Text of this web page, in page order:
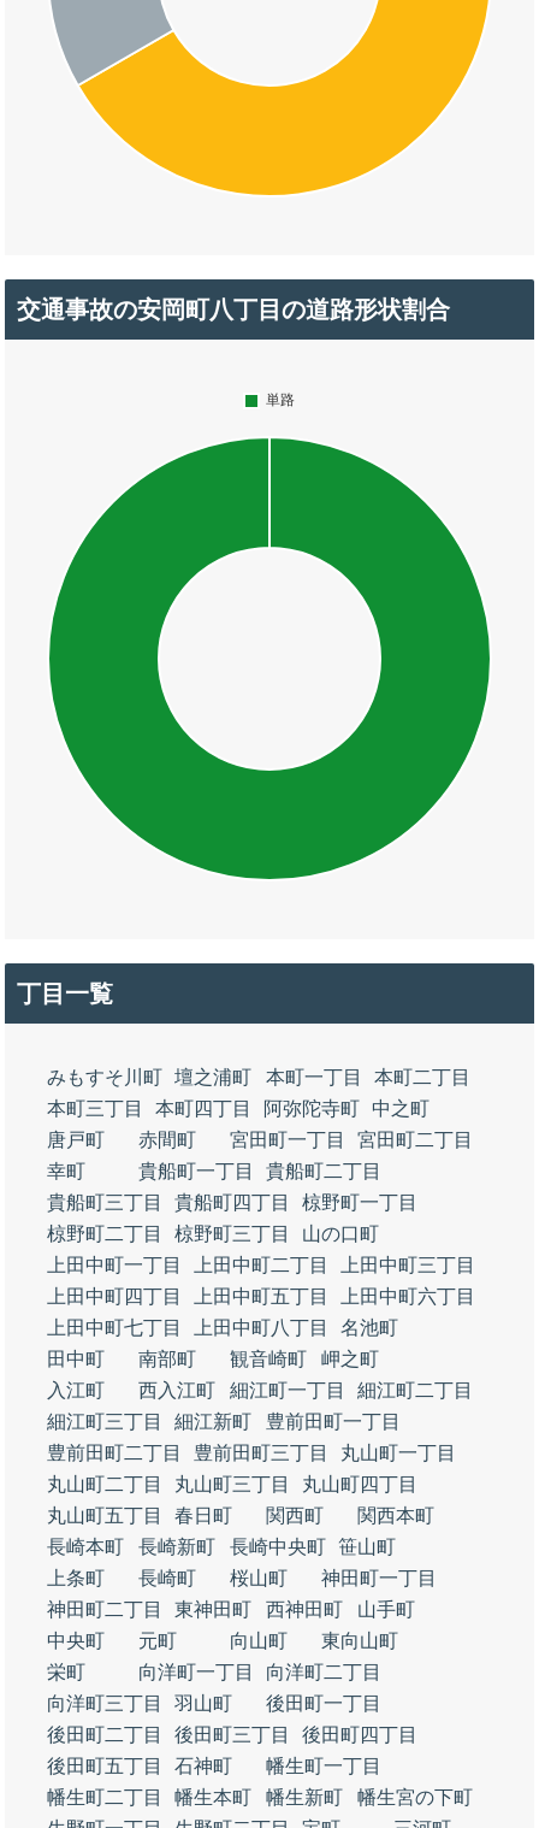
交通事故の安岡町八丁目の道路形状割合
丁目一覧
みもすそ川町 壇之浦町 本町一丁目
本町二丁目
本町三丁目
本町四丁目 阿弥陀寺町
中之町
唐戸町
赤間町 宮田町一丁目
宮田町二丁目
幸町
貴船町一丁目
貴船町二丁目
貴船町三丁目
貴船町四丁目
椋野町一丁目
椋野町二丁目
椋野町三丁目
山の口町
上田中町一丁目
上田中町二丁目
上田中町三丁目
上田中町四丁目
上田中町五丁目
上田中町六丁目
上田中町七丁目
上田中町八丁目
名池町
田中町
南部町 観音崎町
岬之町
入江町
西入江町 細江町一丁目
細江町二丁目
細江町三丁目
細江新町
豊前田町一丁目
豊前田町二丁目
豊前田町三丁目
丸山町一丁目
丸山町二丁目
丸山町三丁目
丸山町四丁目
丸山町五丁目
春日町 関西町
関西本町
長崎本町
長崎新町 長崎中央町 笹山町
上条町
長崎町 桜山町
神田町一丁目
神田町二丁目
東神田町 西神田町
山手町
中央町
元町 向山町
東向山町
栄町
向洋町一丁目
向洋町二丁目
向洋町三丁目
羽山町
後田町一丁目
後田町二丁目
後田町三丁目
後田町四丁目
後田町五丁目
石神町
幡生町一丁目
幡生町二丁目
幡生本町 幡生新町
幡生宮の下町